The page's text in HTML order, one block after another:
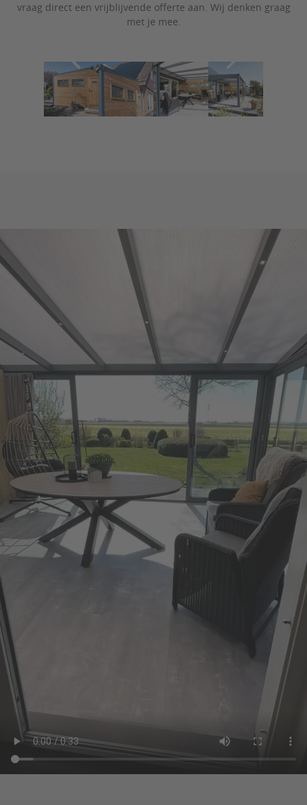
vraag direct een vrijblijvende offerte aan. Wij denken graag
met je mee.